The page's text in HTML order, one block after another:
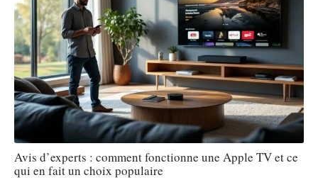
Avis d’experts : comment fonctionne une Apple TV et ce
qui en fait un choix populaire